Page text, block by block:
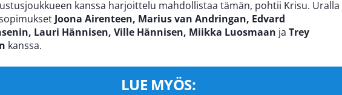
kanssa harjoittelu mahdollistaa tämän, pohtii Krisu. Uralla
Joona Airenteen, Marius van Andringan, Edvard
Lauri Hännisen, Ville Hännisen, Miikka Luosmaan ja Trey
kanssa.
LUE MYÖS: